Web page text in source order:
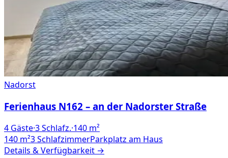
Nadorst
Ferienhaus N162 – an der Nadorster Straße
4 Gäste·3Schlafz.·140 m²
140 m²3 SchlafzimmerParkplatz am Haus
Details & Verfügbarkeit →